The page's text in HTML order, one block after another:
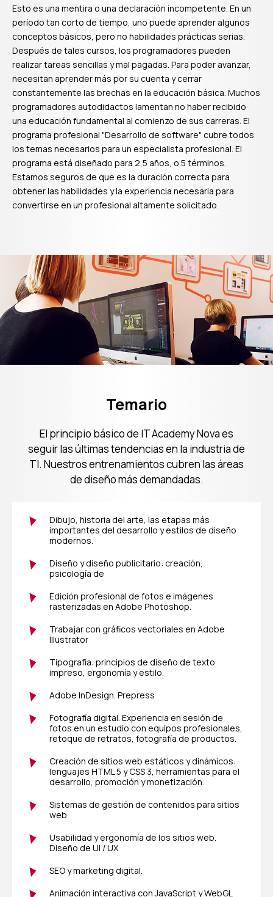
Esto es una mentira o una declaración incompetente. En un
período tan corto de tiempo, uno puede aprender algunos
conceptos básicos, pero no habilidades prácticas serias.
Después de tales cursos, los programadores pueden
realizar tareas sencillas y mal pagadas. Para poder avanzar,
necesitan aprender más por su cuenta y cerrar
constantemente las brechas en la educación básica. Muchos
programadores autodidactos lamentan no haber recibido
una educación fundamental al comienzo de sus carreras. El
programa profesional "Desarrollo de software" cubre todos
los temas necesarios para un especialista profesional. El
programa está diseñado para 2,5 años, o 5 términos.
Estamos seguros de que es la duración correcta para
obtener las habilidades y la experiencia necesaria para
convertirse en un profesional altamente solicitado.
Plan de estudios
Temario
El principio básico de IT Academy Nova es
seguir las últimas tendencias en la industria de
TI. Nuestros entrenamientos cubren las áreas
de diseño más demandadas.
Dibujo, historia del arte, las etapas más
importantes del desarrollo y estilos de diseño
modernos.
Diseño y diseño publicitario: creación,
psicología de
Edición profesional de fotos e imágenes
rasterizadas en Adobe Photoshop.
Trabajar con gráficos vectoriales en Adobe
Illustrator
Tipografía: principios de diseño de texto
impreso, ergonomía y estilo.
Adobe InDesign. Prepress
Fotografía digital. Experiencia en sesión de
fotos en un estudio con equipos profesionales,
retoque de retratos, fotografía de productos.
Creación de sitios web estáticos y dinámicos:
lenguajes HTML 5 y CSS 3, herramientas para el
desarrollo, promoción y monetización.
Sistemas de gestión de contenidos para sitios
web
Usabilidad y ergonomía de los sitios web.
Diseño de UI / UX
SEO y marketing digital.
Animación interactiva con JavaScript y WebGL